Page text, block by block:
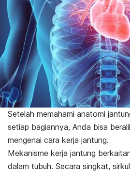
Setelah memahami anatomi
setiap bagiannya, Anda bisa
mengenai cara kerja jantung.
Mekanisme kerja jantung
dalam tubuh. Secara singkat,